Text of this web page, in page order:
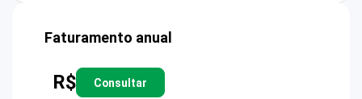
Faturamento anual
R$ Consultar